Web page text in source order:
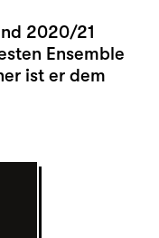
2020/21
Ensemble
ist er dem